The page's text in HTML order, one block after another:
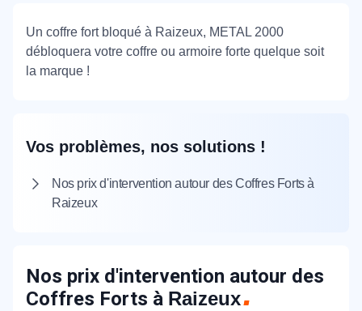
Un coffre fort bloqué à Raizeux, METAL 2000
débloquera votre coffre ou armoire forte quelque soit
la marque !
Vos problèmes, nos solutions !
Nos prix d'intervention autour des Coffres Forts à
Raizeux
Nos prix d'intervention autour des
Coffres Forts à Raizeux